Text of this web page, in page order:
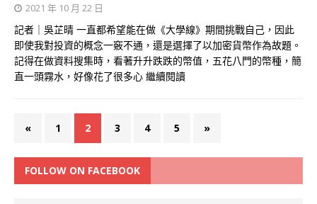
2021 年 10 月 22 日
記者｜吳芷晴 一直都希望能在做《大學線》期間挑戰自己，因此
即使我對投資的概念一竅不通，還是選擇了以加密貨幣作為故題。
記得在做資料搜集時，看著升升跌跌的幣值，五花八門的幣種，簡
直一頭霧水，好像花了很多心 繼續閱讀
« 1 2 3 4 5 »
FOLLOW ON FACEBOOK